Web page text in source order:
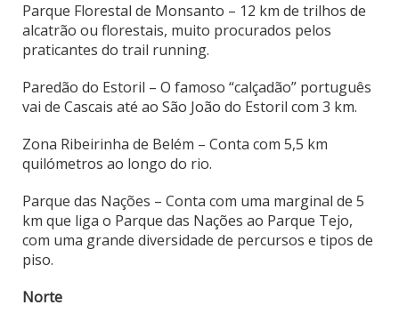
Parque Florestal de Monsanto – 12 km de trilhos de
alcatrão ou florestais, muito procurados pelos
praticantes do trail running.
Paredão do Estoril – O famoso “calçadão” português
vai de Cascais até ao São João do Estoril com 3 km.
Zona Ribeirinha de Belém – Conta com 5,5 km
quilómetros ao longo do rio.
Parque das Nações – Conta com uma marginal de 5
km que liga o Parque das Nações ao Parque Tejo,
com uma grande diversidade de percursos e tipos de
piso.
Norte